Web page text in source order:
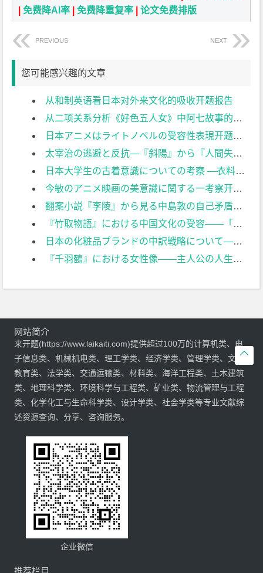
|免费降AI率 |免费降重复率 |论文免费排版
PREVIOUS NEXT
您可能感兴趣的文章
从和制英语看日本对外来文化的吸收开题报告
从二项关系分析《好色五人女》中阿七故事的悲剧性开题报告
日本アニメはライトノベルの受容性表現开题报告
太宰治の逃避と反抗―『斜陽』から『人間失格』まで开题报告
日本大学生の古着意識についての考察 ―衣料品リサイクルに関する意識調査に基づいて―开题报告
今敏のアニメ映画の美意識に関する一考察开题报告
翻案小説『李陵』から見る中島敦の自己矛盾开题报告
『竹取物語』における中国文化の受容――「月」のイメージを中心に开题报告
日本の化粧品ブランドの中訳戦略について――スコポス理論の視点から开题报告
『千羽鶴』における女性像――主人公の人生観に与える影響を視点に开题报告

网站简介
来开题(https://www.laikaiti.com)提供超过100万的计算机类、电
子信息类、机械机电类、理工学类、经济学类、管理学类、文学
教育类、法学类、交通运输类、材料类、海洋工程类、土木建筑
类、地理科学类、环境科学与工程类、矿业类、物流管理与工程
类、化学化工与生命科学类、设计学类、社会学类等专业文献综
述资源查询、分享、咨询服务。
企业微信
推荐栏目